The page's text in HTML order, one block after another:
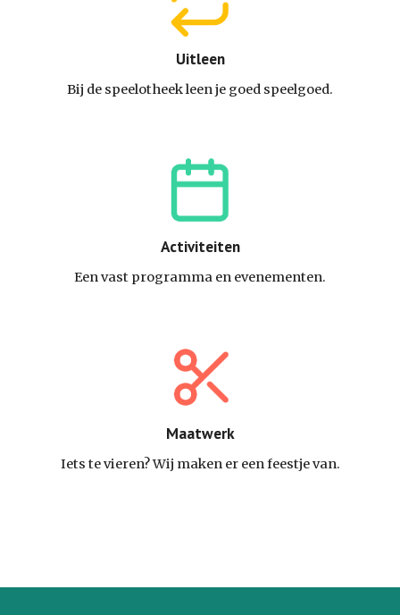
Uitleen
Bij de speelotheek leen je goed speelgoed.
Activiteiten
Een vast programma en evenementen.
Maatwerk
Iets te vieren? Wij maken er een feestje van.